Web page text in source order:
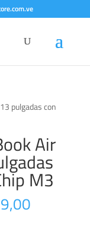
pulgadas con
Air
M3